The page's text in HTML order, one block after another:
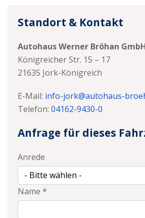
Standort & Kontakt
Autohaus Werner Bröhan
Königreicher Str. 15 – 17
21635 Jork-Königreich
E-Mail: info-jork@autohaus-
Telefon: 04162-9430-0
Anfrage für dieses
Anrede
- Bitte wählen -
Name *